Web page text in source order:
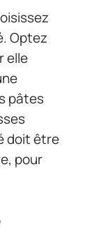
Optez
elle
pâtes
doit être
pour